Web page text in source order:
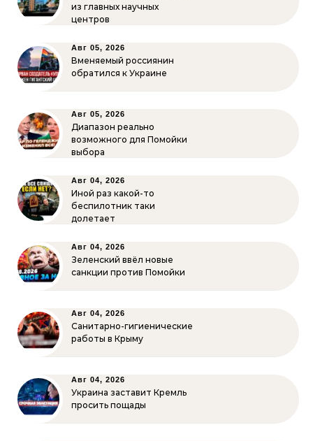
из главных научных
центров
Авг 05, 2026
Вменяемый россиянин
обратился к Украине
Авг 05, 2026
Диапазон реально
возможного для Помойки
выбора
Авг 04, 2026
Иной раз какой-то
беспилотник таки
долетает
Авг 04, 2026
Зеленский ввёл новые
санкции против Помойки
Авг 04, 2026
Санитарно-гигиенические
работы в Крыму
Авг 04, 2026
Украина заставит Кремль
просить пощады